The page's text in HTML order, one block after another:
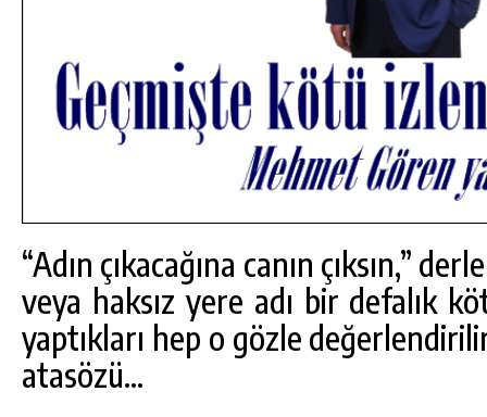
“Adın çıkacağına canın çıksın,”
veya haksız yere adı bir defalık
yaptıkları hep o gözle
atasözü…